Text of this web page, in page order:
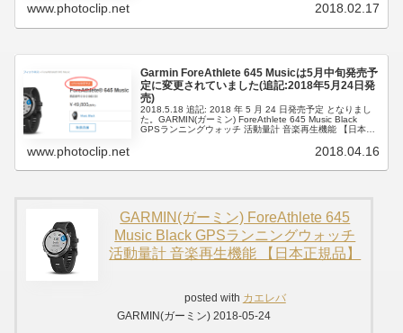
www.photoclip.net 2018.02.17
Garmin ForeAthlete 645 Musicは5月中旬発売予
定に変更されていました(追記:2018年5月24日発
売)
2018.5.18 追記: 2018 年 5 月 24 日発売予定 となりまし
た。GARMIN(ガーミン) ForeAthlete 645 Music Black
GPSランニングウォッチ 活動量計 音楽再生機能 【日本正
www.photoclip.net 2018.04.16
GARMIN(ガーミン) ForeAthlete 645
Music Black GPSランニングウォッチ
活動量計 音楽再生機能 【日本正規品】
posted with カエレバ
GARMIN(ガーミン) 2018-05-24